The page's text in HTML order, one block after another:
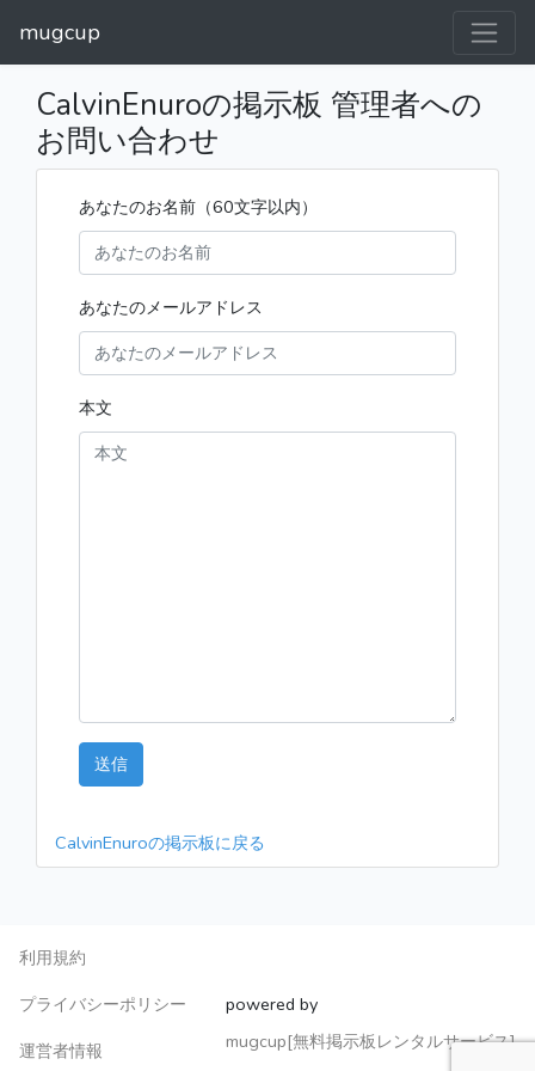
mugcup
CalvinEnuroの掲示板 管理者への
お問い合わせ
あなたのお名前（60文字以内）
あなたのメールアドレス
本文
送信
CalvinEnuroの掲示板に戻る
利用規約
プライバシーポリシー
運営者情報
powered by
mugcup[無料掲示板レンタルサービス]